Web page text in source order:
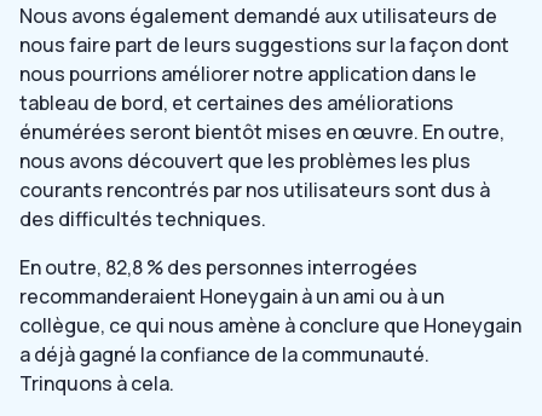
Nous avons également demandé aux utilisateurs de
nous faire part de leurs suggestions sur la façon dont
nous pourrions améliorer notre application dans le
tableau de bord, et certaines des améliorations
énumérées seront bientôt mises en œuvre. En outre,
nous avons découvert que les problèmes les plus
courants rencontrés par nos utilisateurs sont dus à
des difficultés techniques.
En outre, 82,8 % des personnes interrogées
recommanderaient Honeygain à un ami ou à un
collègue, ce qui nous amène à conclure que Honeygain
a déjà gagné la confiance de la communauté.
Trinquons à cela.